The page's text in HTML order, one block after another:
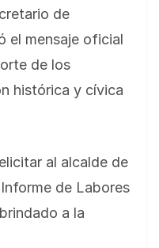
de
el mensaje oficial
de los
histórica y cívica
al alcalde de
de Labores
a la